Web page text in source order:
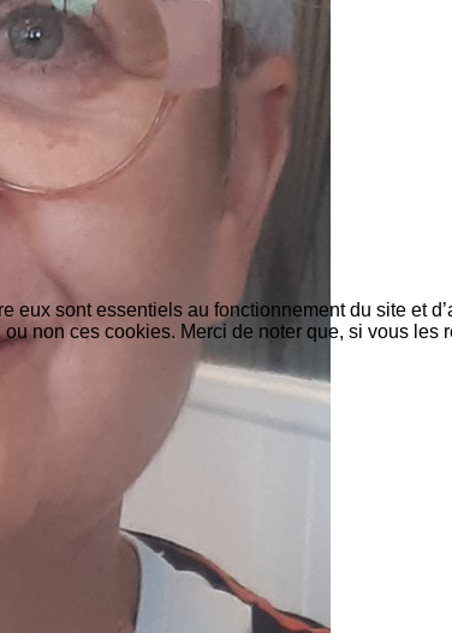
eux sont essentiels au fonctionnement du site et
non ces cookies. Merci de noter que, si vous